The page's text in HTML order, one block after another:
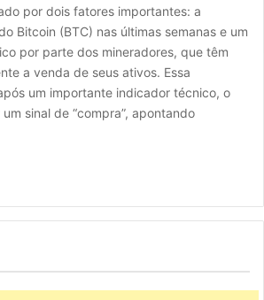
por dois fatores importantes: a
Bitcoin (BTC) nas últimas semanas e um
por parte dos mineradores, que têm
a venda de seus ativos. Essa
um importante indicador técnico, o
sinal de “compra”, apontando